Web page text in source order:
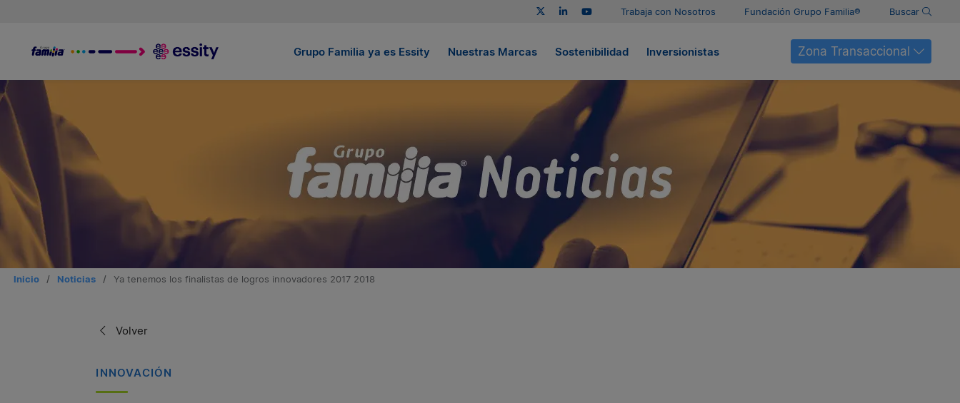
Trabaja con Nosotros Fundación Grupo Familia® Buscar
Grupo Familia ya es Essity Nuestras Marcas Sostenibilidad Inversionistas Zona Transaccional
Inicio / Noticias / Ya tenemos los finalistas de logros innovadores 2017 2018
Volver
INNOVACIÓN